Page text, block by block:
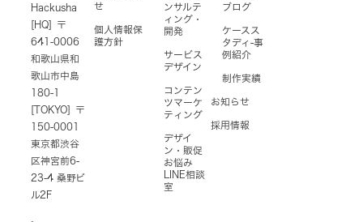
Hackusha
[HQ] 〒
641-0006
和歌山県和
歌山市中島
180-1
[TOKYO] 〒
150-0001
東京都渋谷
区神宮前6-
23-4 桑野ビ
ル2F
せ
個人情報保
護方針
ンサルテ
ィング・
開発
サービス
デザイン
コンテン
ツマーケ
ティング
デザイ
ン・販促
お悩み
LINE相談
室
ブログ
ケースス
タディ-事
例紹介
制作実績
お知らせ
採用情報